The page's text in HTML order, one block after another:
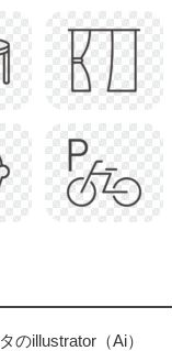
のillustrator（Ai）